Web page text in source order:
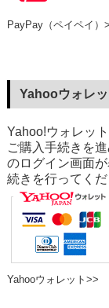
PayPay（ペイペイ）
Yahooウォレッ
Yahoo!ウォレッ
ご購入手続きを
のログイン画面
続きを行ってくだ
Yahooウォレット>>